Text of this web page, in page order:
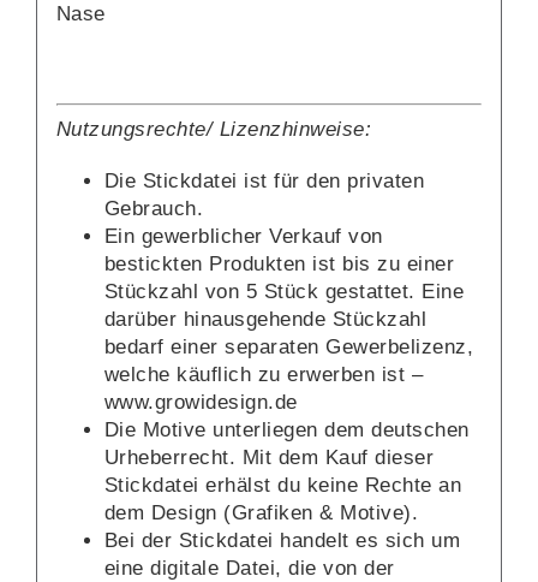
Nase
Nutzungsrechte/ Lizenzhinweise:
Die Stickdatei ist für den privaten
Gebrauch.
Ein gewerblicher Verkauf von
bestickten Produkten ist bis zu einer
Stückzahl von 5 Stück gestattet. Eine
darüber hinausgehende Stückzahl
bedarf einer separaten Gewerbelizenz,
welche käuflich zu erwerben ist –
www.growidesign.de
Die Motive unterliegen dem deutschen
Urheberrecht. Mit dem Kauf dieser
Stickdatei erhälst du keine Rechte an
dem Design (Grafiken & Motive).
Bei der Stickdatei handelt es sich um
eine digitale Datei, die von der